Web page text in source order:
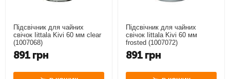
Підсвічник для чайних
свічок Iittala Kivi 60 мм clear
(1007068)
891 грн
Підсвічник для чайних
свічок Iittala Kivi 60 мм
frosted (1007072)
891 грн